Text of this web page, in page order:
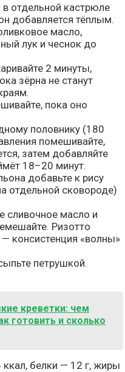
отдельной кастрюле
добавляется тёплым.
масло,
лук и чеснок до
2 минуты,
зёрна не станут
пока оно
половнику (180
помешивайте,
затем добавляйте
18–20 минут.
добавьте к рису
отдельной сковороде)
сливочное масло и
Ризотто
консистенция «волны»
петрушкой.
креветки: чем
готовить и сколько
белки — 12 г, жиры